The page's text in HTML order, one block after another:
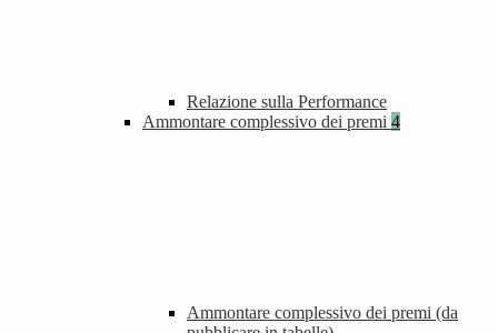
Relazione sulla Performance
Ammontare complessivo dei premi 4
Ammontare complessivo dei premi (da